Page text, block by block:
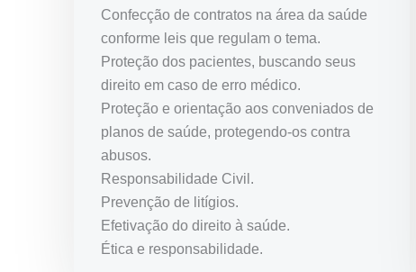
Confecção de contratos na área da saúde
conforme leis que regulam o tema.
Proteção dos pacientes, buscando seus
direito em caso de erro médico.
Proteção e orientação aos conveniados de
planos de saúde, protegendo-os contra
abusos.
Responsabilidade Civil.
Prevenção de litígios.
Efetivação do direito à saúde.
Ética e responsabilidade.